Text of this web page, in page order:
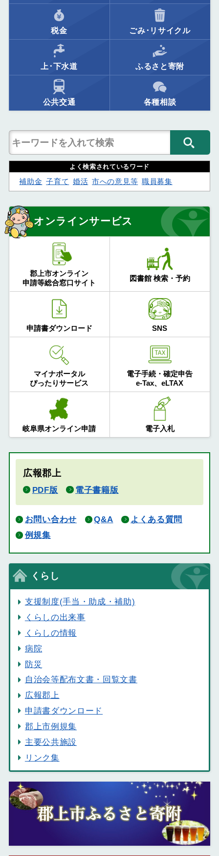
税金 ごみ･リサイクル
上･下水道 ふるさと寄附
公共交通 各種相談
よく検索されているワード
補助金 子育て 婚活 市への意見等 職員募集
オンラインサービス
郡上市オンライン
申請等総合窓口サイト
図書館 検索・予約
申請書ダウンロード SNS
マイナポータル
ぴったりサービス
電子手続・確定申告
e-Tax、eLTAX
岐阜県オンライン申請 電子入札
広報郡上
PDF版 電子書籍版
お問い合わせ Q&A
よくある質問
例規集
くらし
支援制度(手当・助成・補助)
くらしの出来事
くらしの情報
病院
防災
自治会等配布文書・回覧文書
広報郡上
申請書ダウンロード
郡上市例規集
主要公共施設
リンク集